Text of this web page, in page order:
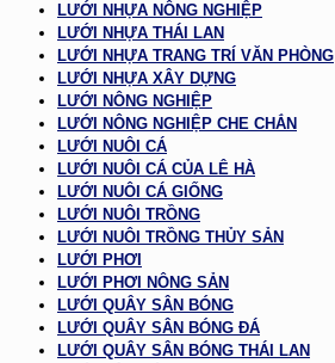
LƯỚI NHỰA NÔNG NGHIỆP
LƯỚI NHỰA THÁI LAN
LƯỚI NHỰA TRANG TRÍ VĂN PHÒNG
LƯỚI NHỰA XÂY DỰNG
LƯỚI NÔNG NGHIỆP
LƯỚI NÔNG NGHIỆP CHE CHẮN
LƯỚI NUÔI CÁ
LƯỚI NUÔI CÁ CỦA LÊ HÀ
LƯỚI NUÔI CÁ GIỐNG
LƯỚI NUÔI TRỒNG
LƯỚI NUÔI TRỒNG THỦY SẢN
LƯỚI PHƠI
LƯỚI PHƠI NÔNG SẢN
LƯỚI QUÂY SÂN BÓNG
LƯỚI QUÂY SÂN BÓNG ĐÁ
LƯỚI QUÂY SÂN BÓNG THÁI LAN